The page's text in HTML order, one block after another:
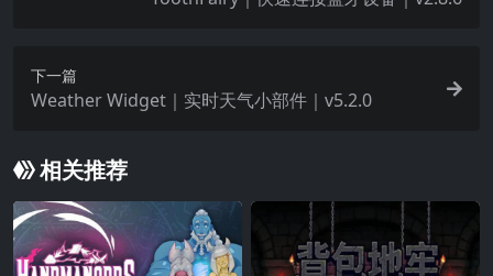
下一篇
Weather Widget｜实时天气小部件｜v5.2.0
相关推荐